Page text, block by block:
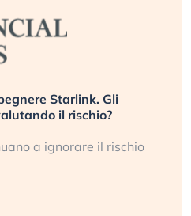
Starlink. Gli
il rischio?
a ignorare il rischio